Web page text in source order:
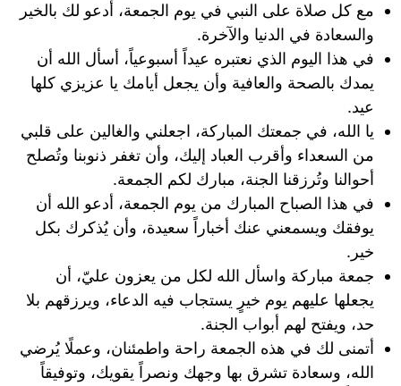
مع كل صلاة على النبي في يوم الجمعة، أدعو لك بالخير
والسعادة في الدنيا والآخرة.
في هذا اليوم الذي نعتبره عيداً أسبوعياً، أسأل الله أن
يمدك بالصحة والعافية وأن يجعل أيامك يا عزيزي كلها
عيد.
يا الله، في جمعتك المباركة، اجعلني والغالين على قلبي
من السعداء وأقرب العباد إليك، وأن تغفر ذنوبنا وتُصلح
أحوالنا وتُرزقنا الجنة، مبارك لكم الجمعة.
في هذا الصباح المبارك من يوم الجمعة، أدعو الله أن
يوفقك ويسمعني عنك أخباراً سعيدة، وأن يُذكرك بكل
خير.
جمعة مباركة واسأل الله لكل من يعزون عليّ، أن
يجعلها عليهم يوم خيرٍ يستجاب فيه الدعاء، ويرزقهم بلا
حد، ويفتح لهم أبواب الجنة.
أتمنى لك في هذه الجمعة راحة واطمئنان، وعملًا يُرضي
الله، وسعادة تشرق بها وجهك ونصراً يقويك، وتوفيقاً